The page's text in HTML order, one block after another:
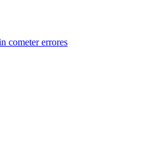
cometer errores